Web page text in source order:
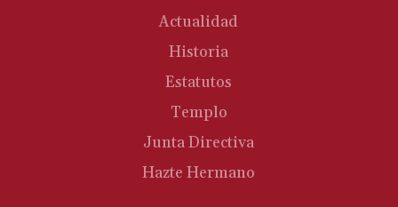
Actualidad
Historia
Estatutos
Templo
Junta Directiva
Hazte Hermano